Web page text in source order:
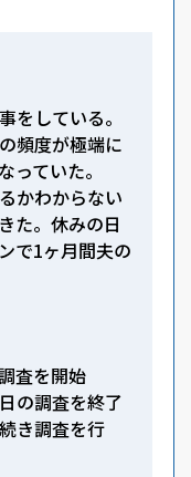
をしている。
頻度が極端に
っていた。
かわからない
た。休みの日
で1ヶ月間夫の
査を開始
の調査を終了
き調査を行